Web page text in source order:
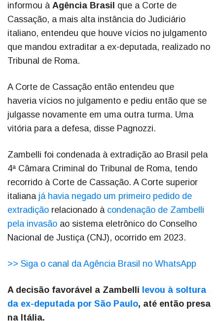
informou à Agência Brasil que a Corte de
Cassação, a mais alta instância do Judiciário
italiano, entendeu que houve vícios no julgamento
que mandou extraditar a ex-deputada, realizado no
Tribunal de Roma.
A Corte de Cassação então entendeu que
haveria vícios no julgamento e pediu então que se
julgasse novamente em uma outra turma. Uma
vitória para a defesa, disse Pagnozzi.
Zambelli foi condenada à extradição ao Brasil pela
4ª Câmara Criminal do Tribunal de Roma, tendo
recorrido à Corte de Cassação. A Corte superior
italiana já havia negado um primeiro pedido de
extradição relacionado à condenação de Zambelli
pela invasão ao sistema eletrônico do Conselho
Nacional de Justiça (CNJ), ocorrido em 2023.
>> Siga o canal da Agência Brasil no WhatsApp
A decisão favorável a Zambelli levou à soltura
da ex-deputada por São Paulo, até então presa
na Itália.